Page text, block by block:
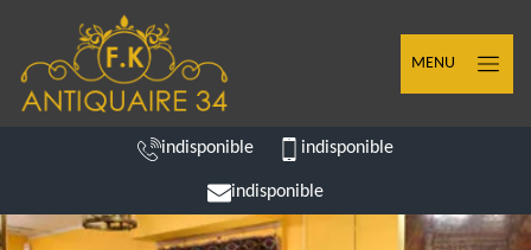
MENU
indisponible indisponible
indisponible